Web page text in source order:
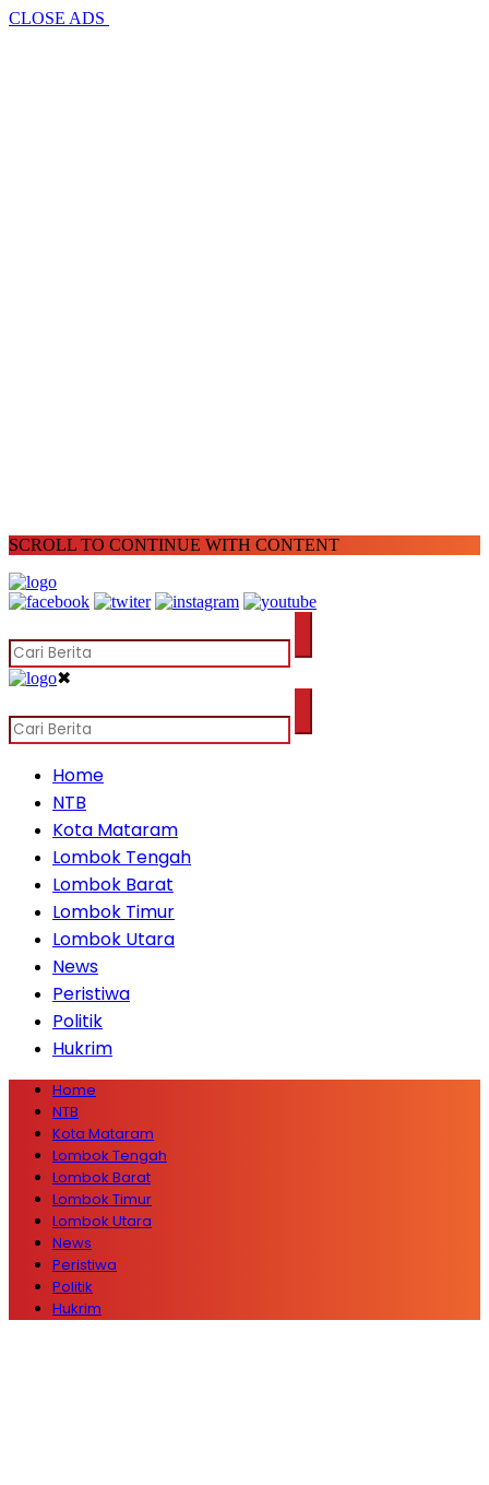
CLOSE ADS
SCROLL TO CONTINUE WITH CONTENT
✖
Home
NTB
Kota Mataram
Lombok Tengah
Lombok Barat
Lombok Timur
Lombok Utara
News
Peristiwa
Politik
Hukrim
Home
NTB
Kota Mataram
Lombok Tengah
Lombok Barat
Lombok Timur
Lombok Utara
News
Peristiwa
Politik
Hukrim